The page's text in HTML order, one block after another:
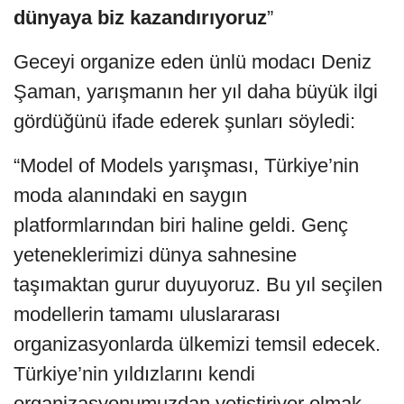
dünyaya biz kazandırıyoruz”
Geceyi organize eden ünlü modacı Deniz
Şaman, yarışmanın her yıl daha büyük ilgi
gördüğünü ifade ederek şunları söyledi:
“Model of Models yarışması, Türkiye’nin
moda alanındaki en saygın
platformlarından biri haline geldi. Genç
yeteneklerimizi dünya sahnesine
taşımaktan gurur duyuyoruz. Bu yıl seçilen
modellerin tamamı uluslararası
organizasyonlarda ülkemizi temsil edecek.
Türkiye’nin yıldızlarını kendi